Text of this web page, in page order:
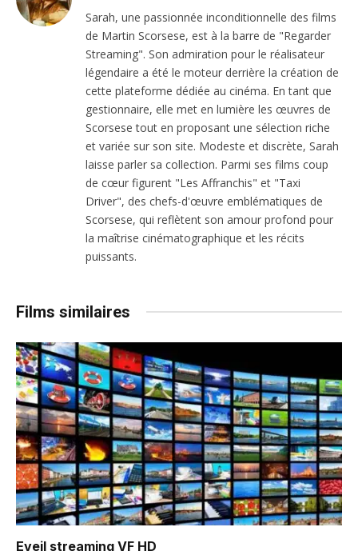
Sarah, une passionnée inconditionnelle des films
de Martin Scorsese, est à la barre de "Regarder
Streaming". Son admiration pour le réalisateur
légendaire a été le moteur derrière la création de
cette plateforme dédiée au cinéma. En tant que
gestionnaire, elle met en lumière les œuvres de
Scorsese tout en proposant une sélection riche
et variée sur son site. Modeste et discrète, Sarah
laisse parler sa collection. Parmi ses films coup
de cœur figurent "Les Affranchis" et "Taxi
Driver", des chefs-d'œuvre emblématiques de
Scorsese, qui reflètent son amour profond pour
la maîtrise cinématographique et les récits
puissants.
Films similaires
Eveil streaming VF HD